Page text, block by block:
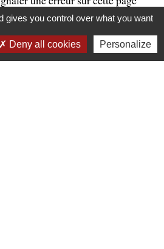
gives you control over what you want
Deny all cookies Personalize